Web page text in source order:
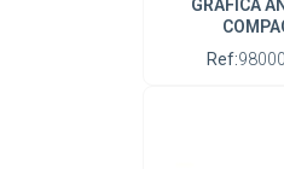
GRÁFICA
Ref: